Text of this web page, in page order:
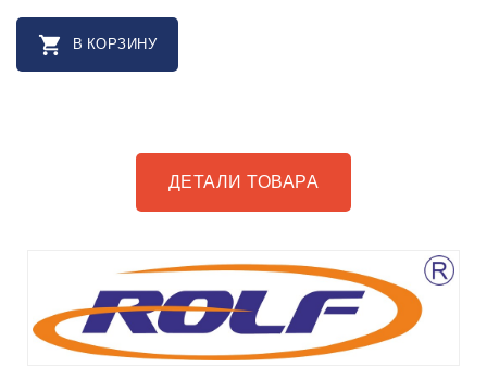
 В КОРЗИНУ
ДЕТАЛИ ТОВАРА